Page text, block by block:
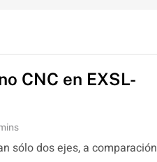
CNC en EXSL-
sólo dos ejes, a comparación